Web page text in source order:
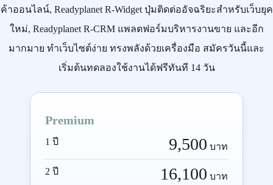
ค้าออนไลน์, Readyplanet R-Widgetปุ่มติดต่ออัจฉริยะสำหรับเว็บยุค
ใหม่, Readyplanet R-CRMแพลตฟอร์มบริหารงานขาย และอีก
มากมาย ทำเว็บไซต์ง่าย ทรงพลังด้วยเครื่องมือ สมัครวันนี้และ
เริ่มต้นทดลองใช้งานได้ฟรีทันที 14 วัน
Premium
1 ปี 9,500 บาท
2 ปี 16,100 บาท